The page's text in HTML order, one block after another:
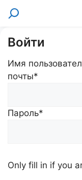
Перейти
Поиск
Войти
Имя
почты*
Пароль*
Only fill in if you